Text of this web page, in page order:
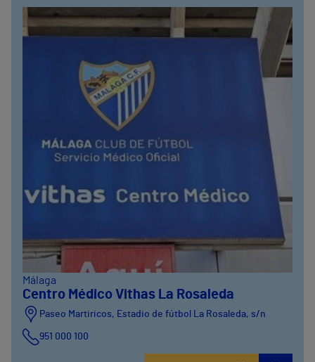
Málaga
Centro Médico Vithas La Rosaleda
Paseo Martiricos, Estadio de fútbol La Rosaleda, s/n
951 000 100